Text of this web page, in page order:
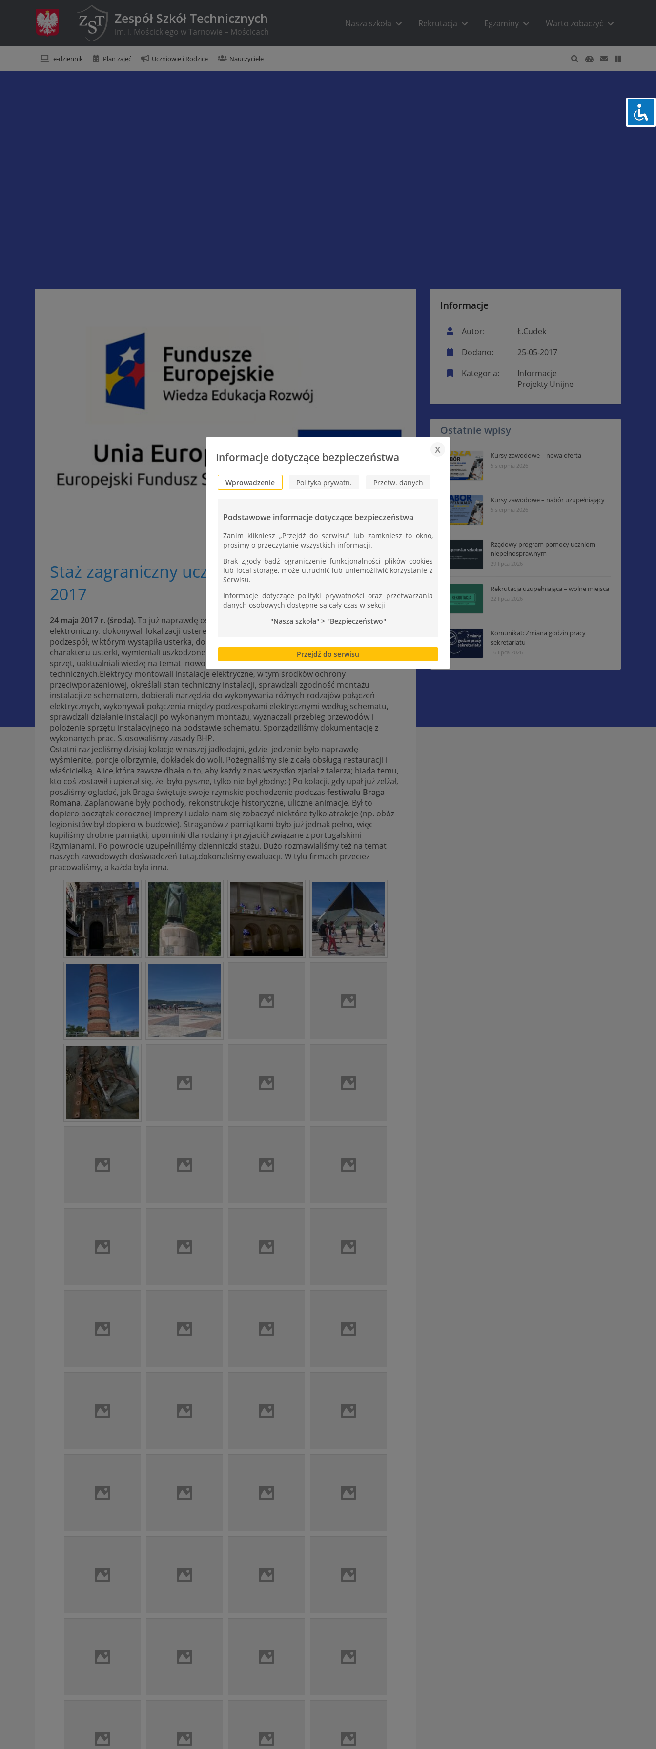
Zespół Szkół Technicznych
im. I. Mościckiego w Tarnowie – Mościcach
Nasza szkoła Rekrutacja Egzaminy Warto zobaczyć
e-dziennik Plan zajęć Uczniowie i Rodzice Nauczyciele
Staż zagraniczny uczniów ZST – PORTUGALIA
2017
24 maja 2017 r. (środa).To już naprawdę ostatnie dni stażu. Dzisiaj elektronicy naprawiali sprzęt
elektroniczny: dokonywali lokalizacji usterek, na podstawie schematu blokowego określali
podzespół, w którym wystąpiła usterka, dokonywali pomiarów parametrów w celu lokalizacji
charakteru usterki, wymieniali uszkodzone elementy lub podzespoły, uruchamiali i testowali
sprzęt, uaktualniali wiedzę na temat nowoczesnych technologii i nowinek
technicznych.Elektrycy montowali instalacje elektryczne, w tym środków ochrony
przeciwporażeniowej, określali stan techniczny instalacji, sprawdzali zgodność montażu
instalacji ze schematem, dobierali narzędzia do wykonywania różnych rodzajów połączeń
elektrycznych, wykonywali połączenia między podzespołami elektrycznymi według schematu,
sprawdzali działanie instalacji po wykonanym montażu, wyznaczali przebieg przewodów i
położenie sprzętu instalacyjnego na podstawie schematu. Sporządziliśmy dokumentację z
wykonanych prac. Stosowaliśmy zasady BHP.
Ostatni raz jedliśmy dzisiaj kolację w naszej jadłodajni, gdzie jedzenie było naprawdę
wyśmienite, porcje olbrzymie, dokładek do woli. Pożegnaliśmy się z całą obsługą restauracji i
właścicielką, Alice,która zawsze dbała o to, aby każdy z nas wszystko zjadał z talerza; biada temu,
kto coś zostawił i upierał się, że było pyszne, tylko nie był głodny;-) Po kolacji, gdy upał już zelżał,
poszliśmy oglądać, jak Braga świętuje swoje rzymskie pochodzenie podczas festiwalu Braga
Romana. Zaplanowane były pochody, rekonstrukcje historyczne, uliczne animacje. Był to
dopiero początek corocznej imprezy i udało nam się zobaczyć niektóre tylko atrakcje (np. obóz
legionistów był dopiero w budowie). Straganów z pamiątkami było już jednak pełno, więc
kupiliśmy drobne pamiątki, upominki dla rodziny i przyjaciół związane z portugalskimi
Rzymianami. Po powrocie uzupełniliśmy dzienniczki stażu. Dużo rozmawialiśmy też na temat
naszych zawodowych doświadczeń tutaj,dokonaliśmy ewaluacji. W tylu firmach przecież
pracowaliśmy, a każda była inna.
Informacje
Autor:
Ł.Cudek
Dodano:
25-05-2017
Kategoria:
Informacje
Projekty Unijne
Ostatnie wpisy
Kursy zawodowe – nowa oferta
5 sierpnia 2026
Kursy zawodowe – nabór uzupełniający
5 sierpnia 2026
Rządowy program pomocy uczniom
niepełnosprawnym
29 lipca 2026
Rekrutacja uzupełniająca – wolne miejsca
22 lipca 2026
Komunikat: Zmiana godzin pracy
sekretariatu
16 lipca 2026
Informacje dotyczące bezpieczeństwa
x
Wprowadzenie Polityka prywatn. Przetw. danych
Podstawowe informacje dotyczące bezpieczeństwa
Zanim klikniesz „Przejdź do serwisu” lub zamkniesz to okno,
prosimy o przeczytanie wszystkich informacji.
Brak zgody bądź ograniczenie funkcjonalności plików cookies
lub local storage, może utrudnić lub uniemożliwić korzystanie z
Serwisu.
Informacje dotyczące polityki prywatności oraz przetwarzania
danych osobowych dostępne są cały czas w sekcji
"Nasza szkoła" > "Bezpieczeństwo"
Przejdź do serwisu